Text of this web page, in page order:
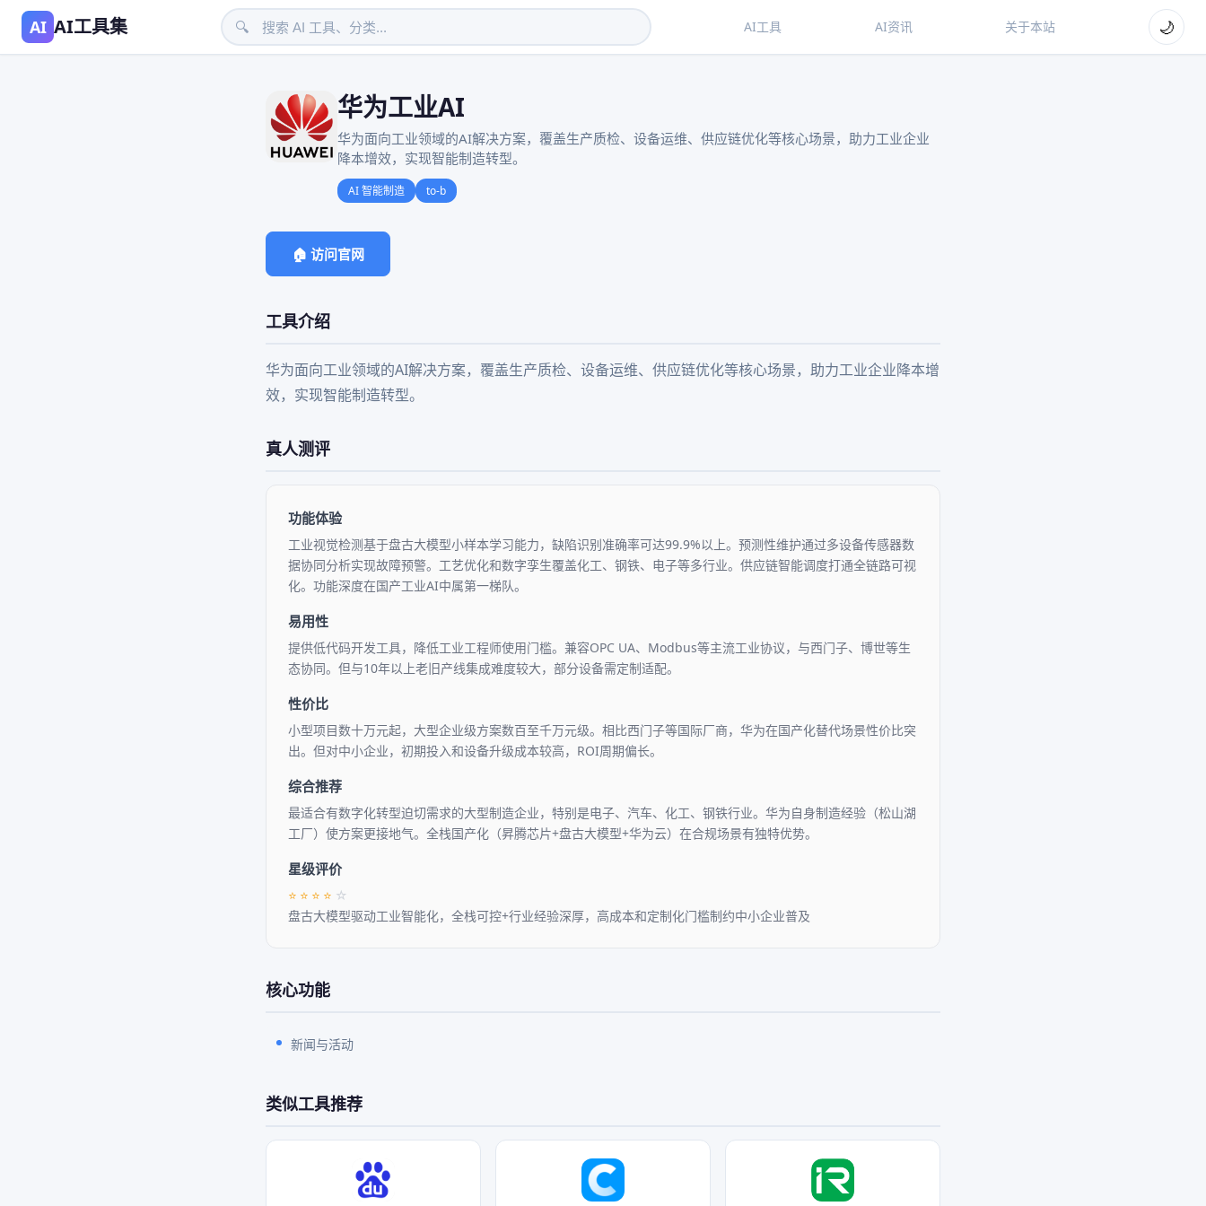
AI AI工具集 🔍 AI工具 AI资讯 关于本站 🌙
华为工业AI
华为面向工业领域的AI解决方案，覆盖生产质检、设备运维、供应链优化等核心场景，助力工业企业
降本增效，实现智能制造转型。
AI 智能制造 to-b
🏠 访问官网
工具介绍
华为面向工业领域的AI解决方案，覆盖生产质检、设备运维、供应链优化等核心场景，助力工业企业降本增
效，实现智能制造转型。
真人测评
功能体验
工业视觉检测基于盘古大模型小样本学习能力，缺陷识别准确率可达99.9%以上。预测性维护通过多设备传感器数
据协同分析实现故障预警。工艺优化和数字孪生覆盖化工、钢铁、电子等多行业。供应链智能调度打通全链路可视
化。功能深度在国产工业AI中属第一梯队。
易用性
提供低代码开发工具，降低工业工程师使用门槛。兼容OPC UA、Modbus等主流工业协议，与西门子、博世等生
态协同。但与10年以上老旧产线集成难度较大，部分设备需定制适配。
性价比
小型项目数十万元起，大型企业级方案数百至千万元级。相比西门子等国际厂商，华为在国产化替代场景性价比突
出。但对中小企业，初期投入和设备升级成本较高，ROI周期偏长。
综合推荐
最适合有数字化转型迫切需求的大型制造企业，特别是电子、汽车、化工、钢铁行业。华为自身制造经验（松山湖
工厂）使方案更接地气。全栈国产化（昇腾芯片+盘古大模型+华为云）在合规场景有独特优势。
星级评价
⭐ ⭐ ⭐ ⭐ ☆
盘古大模型驱动工业智能化，全栈可控+行业经验深厚，高成本和定制化门槛制约中小企业普及
核心功能
新闻与活动
类似工具推荐